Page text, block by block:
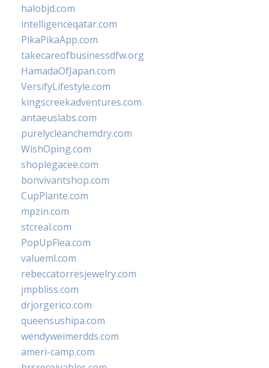
halobjd.com
intelligenceqatar.com
PikaPikaApp.com
takecareofbusinessdfw.org
HamadaOfJapan.com
VersifyLifestyle.com
kingscreekadventures.com
antaeuslabs.com
purelycleanchemdry.com
WishOping.com
shoplegacee.com
bonvivantshop.com
CupPlante.com
mpzin.com
stcreal.com
PopUpFlea.com
valueml.com
rebeccatorresjewelry.com
jmpbliss.com
drjorgerico.com
queensushipa.com
wendyweimerdds.com
ameri-camp.com